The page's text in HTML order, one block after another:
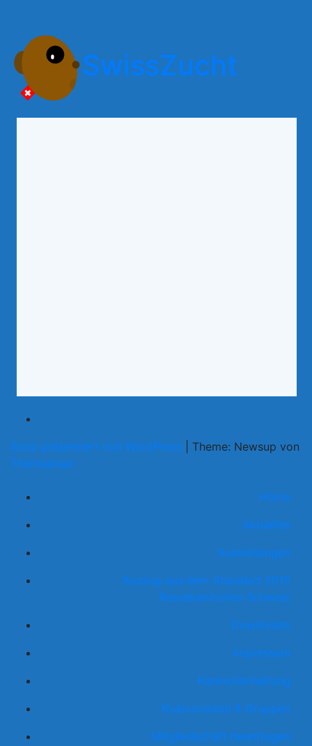
SwissZucht
Stolz präsentiert von WordPress
Theme: Newsup von
Themeansar
Home
Aktuelles
Ausstellungen
Auszug aus dem Standard 2015
Rassekaninchen Schweiz
Downloads
Impressum
Kaninchenhaltung
Klubvorstand & Gruppen
Mitgliedschaft beantragen